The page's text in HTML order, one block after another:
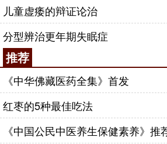
儿童虚痿的辩证论治
分型辨治更年期失眠症
推荐
《中华佛藏医药全集》首发
红枣的5种最佳吃法
《中国公民中医养生保健素养》